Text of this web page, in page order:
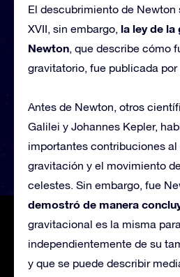
El descubrimiento de Newton
XVII, sin embargo, la ley de
Newton, que describe cómo
gravitatorio, fue publicada
Antes de Newton, otros
Galilei y Johannes Kepler,
importantes contribuciones al
gravitación y el movimiento
celestes. Sin embargo, fue
demostró de manera
gravitacional es la misma
independientemente de su
y que se puede describir